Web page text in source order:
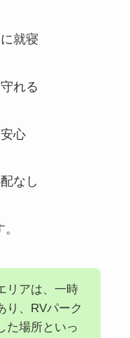
就寝
れる
心
なし
リアは、一時
り、RVパーク
た場所といっ